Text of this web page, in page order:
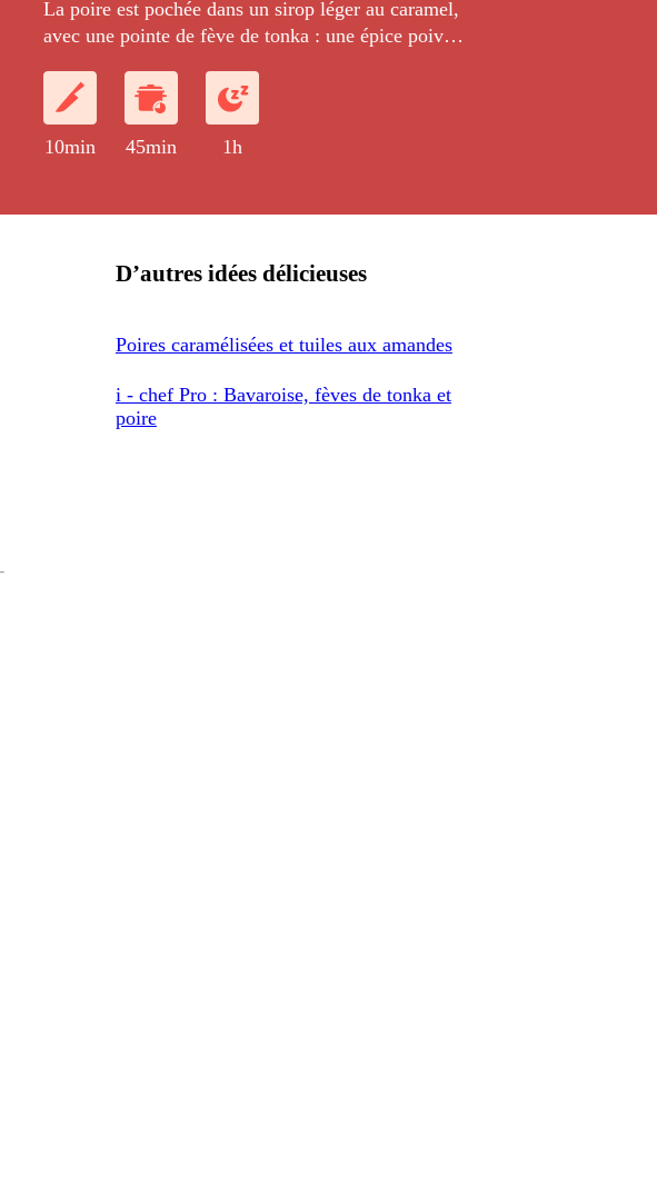
La poire est pochée dans un sirop léger au caramel,
avec une pointe de fève de tonka : une épice poivrée
10min 45min 1h
D’autres idées délicieuses
Poires caramélisées et tuiles aux amandes
i - chef Pro : Bavaroise, fèves de tonka et
poire